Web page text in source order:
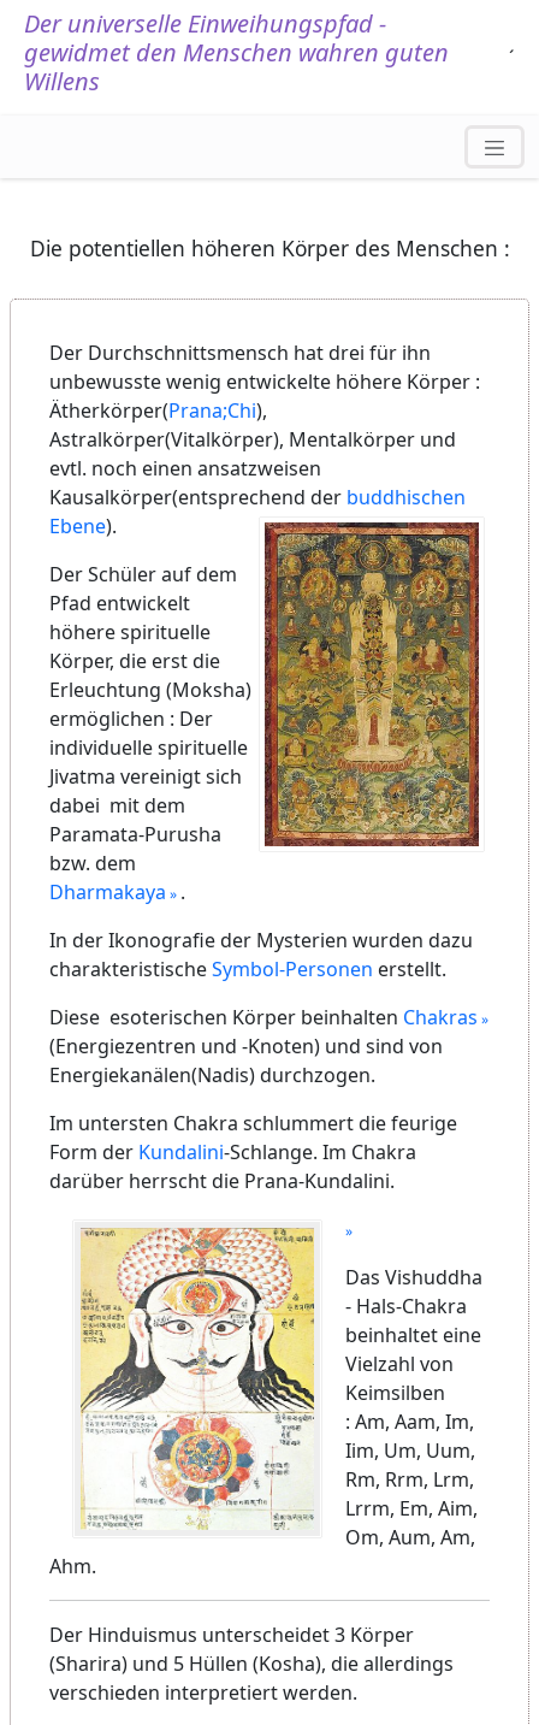
Der universelle Einweihungspfad -
gewidmet den Menschen wahren guten
Willens
´
Die potentiellen höheren Körper des Menschen :
Der Durchschnittsmensch hat drei für ihn
unbewusste wenig entwickelte höhere Körper :
Ätherkörper(Prana;Chi),
Astralkörper(Vitalkörper), Mentalkörper und
evtl. noch einen ansatzweisen
Kausalkörper(entsprechend der buddhischen
Ebene).
Der Schüler auf dem
Pfad entwickelt
höhere spirituelle
Körper, die erst die
Erleuchtung (Moksha)
ermöglichen : Der
individuelle spirituelle
Jivatma vereinigt sich
dabei mit dem
Paramata-Purusha
bzw. dem
Dharmakaya
.
In der Ikonografie der Mysterien wurden dazu
charakteristischeSymbol-Personen erstellt.
Diese esoterischen Körper beinhalten Chakras
(Energiezentren und -Knoten) und sind von
Energiekanälen(Nadis) durchzogen.
Im untersten Chakra schlummert die feurige
Form der Kundalini-Schlange. Im Chakra
darüber herrscht die Prana-Kundalini.
Das Vishuddha
- Hals-Chakra
beinhaltet eine
Vielzahl von
Keimsilben
: Am, Aam, Im,
Iim, Um, Uum,
Rm, Rrm, Lrm,
Lrrm, Em, Aim,
Om, Aum, Am,
Ahm.
Der Hinduismus unterscheidet 3 Körper
(Sharira) und 5 Hüllen (Kosha), die allerdings
verschieden interpretiert werden.